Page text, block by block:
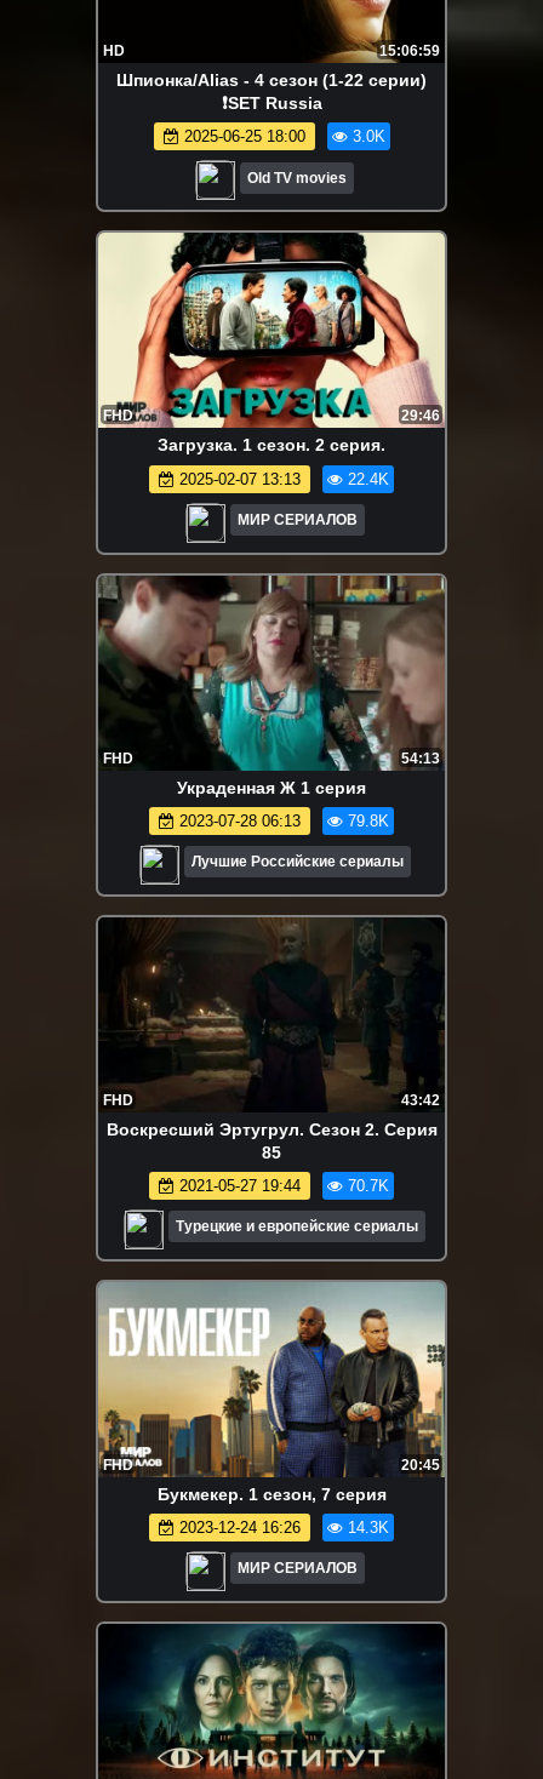
HD 15:06:59
Шпионка/Alias - 4 сезон (1-22 серии)
❗SET Russia
2025-06-25 18:00 3.0K
Old TV movies
FHD 29:46
Загрузка. 1 сезон. 2 серия.
2025-02-07 13:13 22.4K
МИР СЕРИАЛОВ
FHD 54:13
Украденная Ж 1 серия
2023-07-28 06:13 79.8K
Лучшие Российские сериалы
FHD 43:42
Воскресший Эртугрул. Сезон 2. Серия
85
2021-05-27 19:44 70.7K
Турецкие и европейские сериалы
FHD 20:45
Букмекер. 1 сезон, 7 серия
2023-12-24 16:26 14.3K
МИР СЕРИАЛОВ